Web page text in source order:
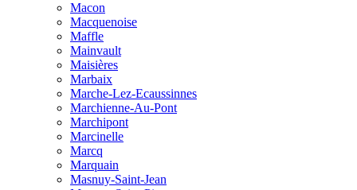
Macon
Macquenoise
Maffle
Mainvault
Maisières
Marbaix
Marche-Lez-Ecaussinnes
Marchienne-Au-Pont
Marchipont
Marcinelle
Marcq
Marquain
Masnuy-Saint-Jean